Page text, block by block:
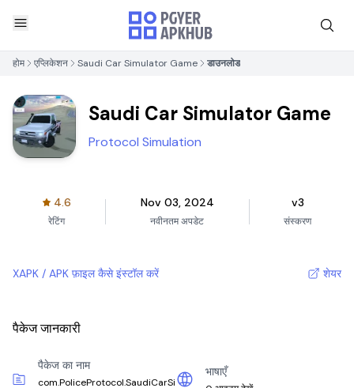
होम एप्लिकेशन Saudi Car Simulator Game डाउनलोड
Saudi Car Simulator Game
Protocol Simulation
4.6
रेटिंग
Nov 03, 2024
नवीनतम अपडेट
v3
संस्करण
XAPK / APK फ़ाइल कैसे इंस्टॉल करें शेयर
पैकेज जानकारी
पैकेज का नाम
com.PoliceProtocol.SaudiCarSi
भाषाएँ